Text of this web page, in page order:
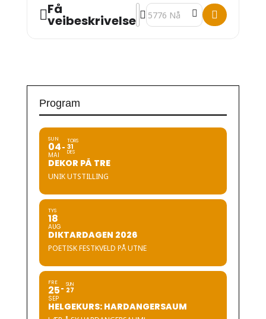
Få
veibeskrivelse
Address - Kunstutstillinga 2024
Destination Address -
Program
SUN
04
MAI
TORS
31
DES
DEKOR PÅ TRE
UNIK UTSTILLING
TYS
18
AUG
DIKTARDAGEN 2026
POETISK FESTKVELD PÅ UTNE
FRE
25
SEP
SUN
27
HELGEKURS: HARDANGERSAUM